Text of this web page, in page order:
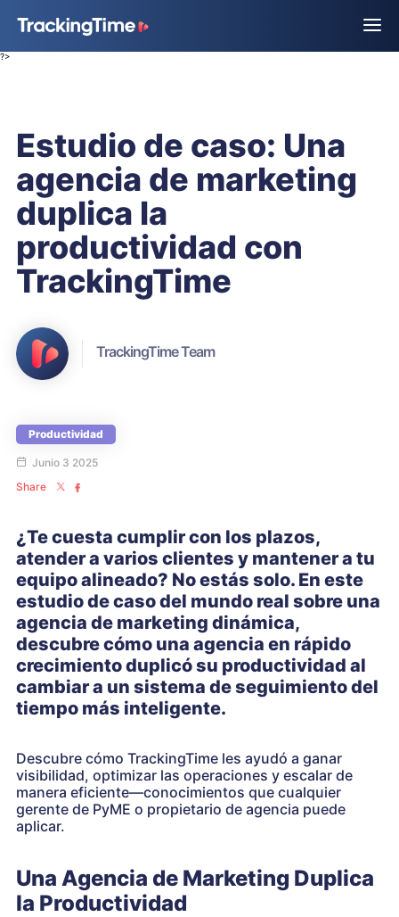
?>
Estudio de caso: Una
agencia de marketing
duplica la
productividad con
TrackingTime
TrackingTime Team
Productividad
Junio 3 2025
Share
¿Te cuesta cumplir con los plazos,
atender a varios clientes y mantener a tu
equipo alineado? No estás solo. En este
estudio de caso del mundo real sobre una
agencia de marketing dinámica,
descubre cómo una agencia en rápido
crecimiento duplicó su productividad al
cambiar a un sistema de seguimiento del
tiempo más inteligente.
Descubre cómo TrackingTime les ayudó a ganar
visibilidad, optimizar las operaciones y escalar de
manera eficiente—conocimientos que cualquier
gerente de PyME o propietario de agencia puede
aplicar.
Una Agencia de Marketing Duplica
la Productividad